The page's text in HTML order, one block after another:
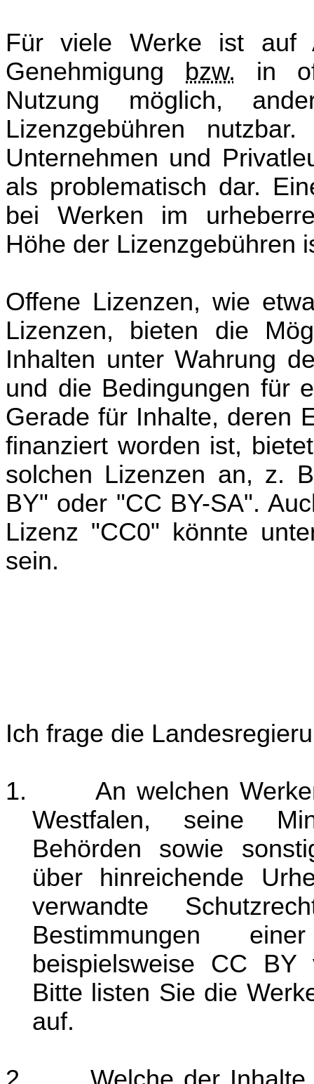
Für viele Werke ist auf
Genehmigung
bzw. in
Nutzung möglich,
Lizenzgebühren
Unternehmen und
als problematisch dar.
bei Werken im
Höhe der Lizenzgebühren
Offene Lizenzen, wie
Lizenzen, bieten die
Inhalten unter Wahrung
und die Bedingungen für
Gerade für Inhalte, deren
finanziert worden ist,
solchen Lizenzen an, z.
BY" oder "CC BY-SA".
Lizenz "CC0" könnte
sein.
Ich frage die
1.
An welchen
Westfalen, seine
Behörden sowie
über hinreichende
verwandte
Bestimmungen
beispielsweise CC
Bitte listen Sie die
auf.